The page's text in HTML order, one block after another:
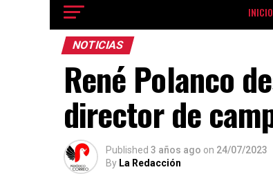
INICIO
NOTICIAS
René Polanco
director de
Published 3 años ago on 24/07/2023
By La Redacción